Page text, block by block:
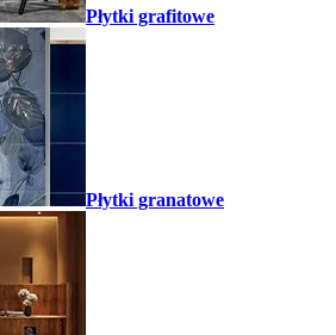
Płytki grafitowe
Płytki granatowe